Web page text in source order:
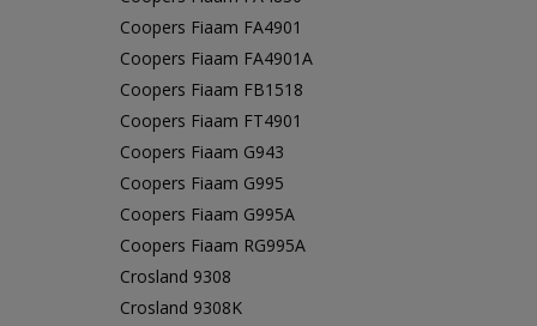
Coopers Fiaam FA4901
Coopers Fiaam FA4901A
Coopers Fiaam FB1518
Coopers Fiaam FT4901
Coopers Fiaam G943
Coopers Fiaam G995
Coopers Fiaam G995A
Coopers Fiaam RG995A
Crosland 9308
Crosland 9308K